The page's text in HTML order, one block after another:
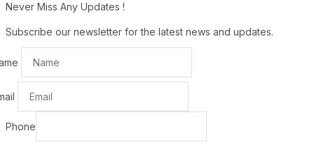
Never Miss Any Updates !
Subscribe our newsletter for the latest news and updates.
Phone